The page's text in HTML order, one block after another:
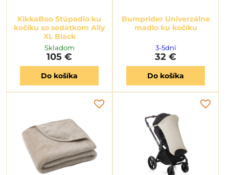
KikkaBoo Stúpadlo ku
kočíku so sedátkom Ally
XL Black
Skladom
105 €
Do košíka
Bumprider Univerzálne
madlo ku kočíku
3-5dní
32 €
Do košíka